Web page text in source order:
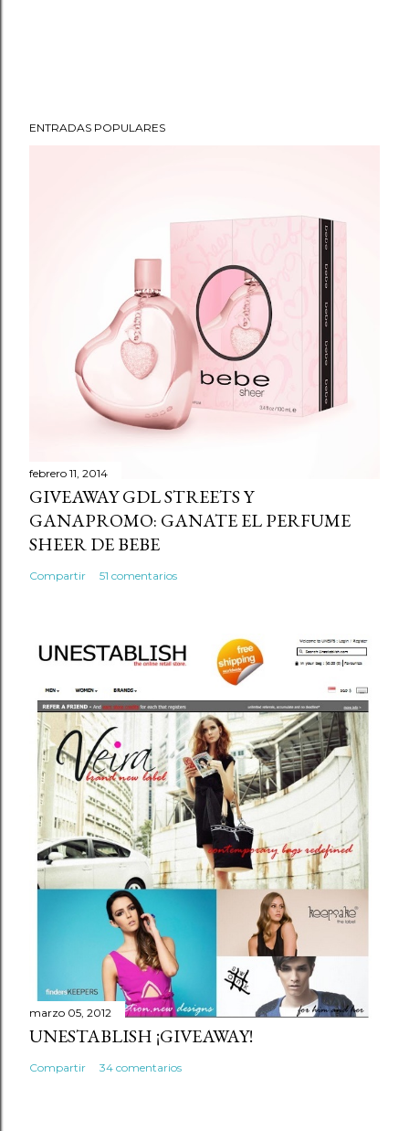
ENTRADAS POPULARES
febrero 11, 2014
GIVEAWAY GDL STREETS Y
GANAPROMO: GANATE EL PERFUME
SHEER DE BEBE
Compartir 51 comentarios
marzo 05, 2012
UNESTABLISH ¡GIVEAWAY!
Compartir 34 comentarios